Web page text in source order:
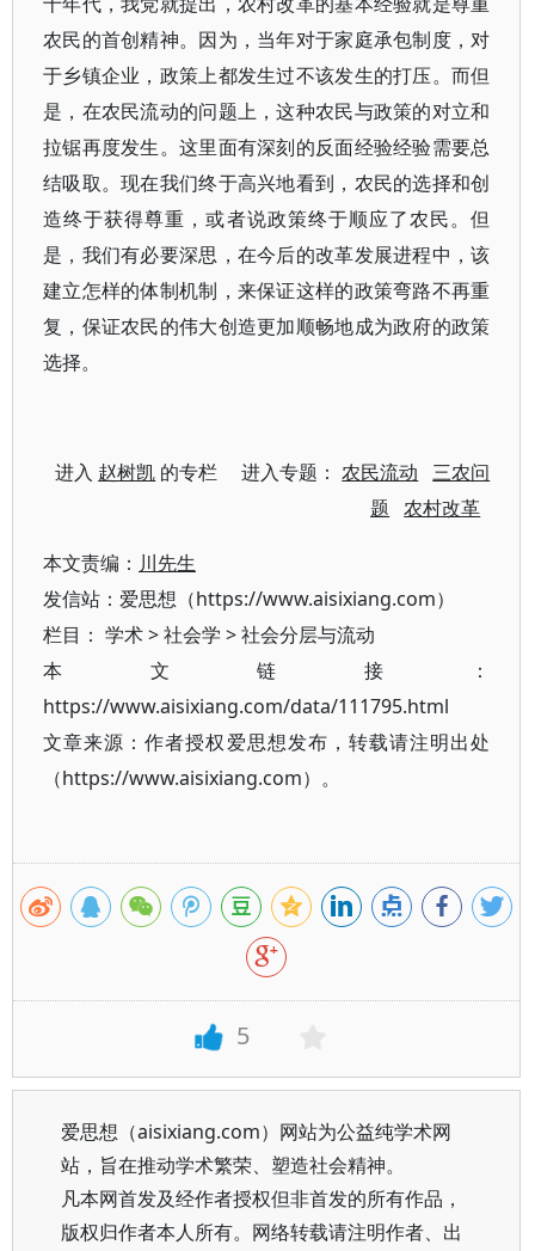
农民的首创精神。因为，当年对于家庭承包制度，对
于乡镇企业，政策上都发生过不该发生的打压。而但
是，在农民流动的问题上，这种农民与政策的对立和
拉锯再度发生。这里面有深刻的反面经验经验需要总
结吸取。现在我们终于高兴地看到，农民的选择和创
造终于获得尊重，或者说政策终于顺应了农民。但
是，我们有必要深思，在今后的改革发展进程中，该
建立怎样的体制机制，来保证这样的政策弯路不再重
复，保证农民的伟大创造更加顺畅地成为政府的政策
选择。
进入 赵树凯 的专栏 进入专题：农民流动
三农问
题
农村改革
本文责编： 川先生
发信站：爱思想（https://www.aisixiang.com）
栏目： 学术>社会学 >社会分层与流动
本文链接：
https://www.aisixiang.com/data/111795.html
文章来源：作者授权爱思想发布，转载请注明出处
（https://www.aisixiang.com）。
5
爱思想（aisixiang.com）网站为公益纯学术网
站，旨在推动学术繁荣、塑造社会精神。
凡本网首发及经作者授权但非首发的所有作品，
版权归作者本人所有。网络转载请注明作者、出